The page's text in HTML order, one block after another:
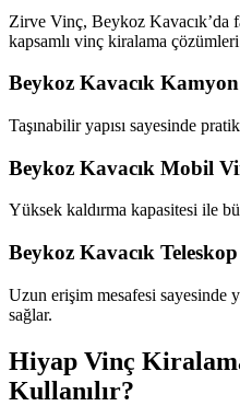
Zirve Vinç, Beykoz Kavacık’da
kapsamlı vinç kiralama çözümleri
Beykoz Kavacık
Taşınabilir yapısı sayesinde
Beykoz Kavacık Mobil
Yüksek kaldırma kapasitesi ile
Beykoz Kavacık
Uzun erişim mesafesi sayesinde
sağlar.
Hiyap Vinç
Kullanılır?